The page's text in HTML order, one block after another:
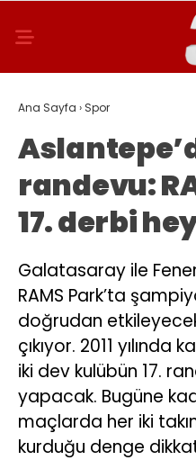
Ana Sayfa › Spor
randevu:
17. derbi
Galatasaray ile
RAMS Park’ta
doğrudan
çıkıyor. 2011 yılında
iki dev kulübün 17.
yapacak. Bugüne
maçlarda her iki
kurduğu denge